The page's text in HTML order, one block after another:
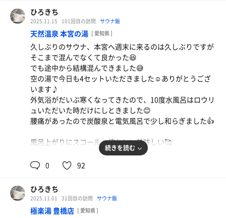
カルビ丼
うますぎる😊豊川にも出来て欲しい！
カレンダー気になる、回数券よりお得なのかな😄
ひろきち
2025.11.15 101回目の訪問 サウナ飯
天然温泉 本宮の湯 [ 愛知県 ]
久しぶりのサウナ、本宮へ週末に来るのは久しぶりですが
そこまで混んでなくて良かった😆
でも途中から結構混んできました😅
空の湯で今日も4セットいただきました☺️ありがとうござ
います♪
外気浴がだいぶ寒くなってきたので、10度水風呂はロウリ
ュいただいた時だけにしときました😊
腰痛があったので炭酸泉と電気風呂で少し和らぎました👍
風呂上がりにスコール、懐かしい美味しい🥰
続きを読む
0 92
ひろきち
2025.11.01 31回目の訪問 サウナ飯
極楽湯 豊橋店 [ 愛知県 ]